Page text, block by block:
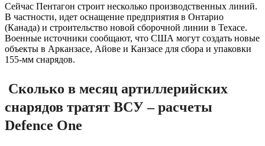
Сейчас Пентагон строит несколько производственных линий.
В частности, идет оснащение предприятия в Онтарио
(Канада) и строительство новой сборочной линии в Техасе.
Военные источники сообщают, что США могут создать новые
объекты в Арканзасе, Айове и Канзасе для сбора и упаковки
155-мм снарядов.
Сколько в месяц артиллерийских
снарядов тратят ВСУ – расчеты
Defence One